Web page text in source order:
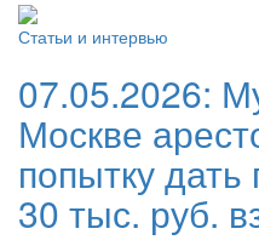
Статьи и интервью
07.05.2026:
Москве
попытку
30 тыс. руб.